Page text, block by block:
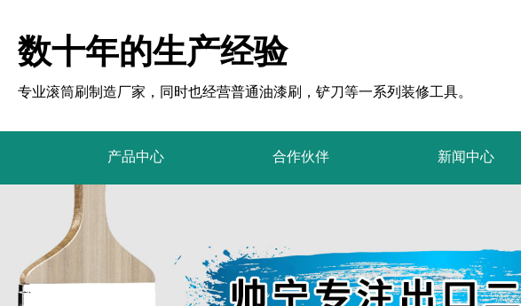
数十年的生产经验
专业滚筒刷制造厂家，同时也经营普通油漆刷，铲刀等一系列装修工具。
产品中心 合作伙伴 新闻中心